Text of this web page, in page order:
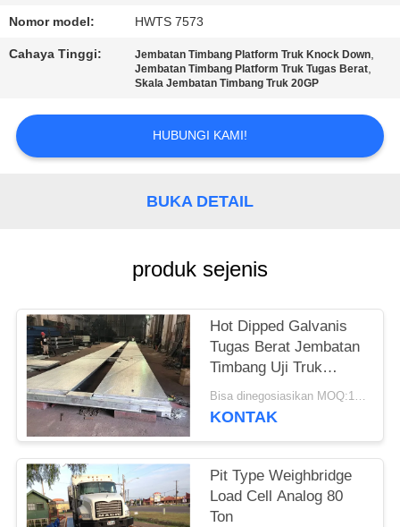
PERMINTAAN
PENAWARAN
PRIVACY
Nomor model: HWTS 7573
Cahaya Tinggi: Jembatan Timbang Platform Truk Knock Down,
Jembatan Timbang Platform Truk Tugas Berat,
Skala Jembatan Timbang Truk 20GP
HUBUNGI KAMI!
BUKA DETAIL
produk sejenis
Hot Dipped Galvanis
Tugas Berat Jembatan
Timbang Uji Truk
Modular Bergerak
Bisa dinegosiasikan MOQ:1 Set
KONTAK
Pit Type Weighbridge
Load Cell Analog 80
Ton